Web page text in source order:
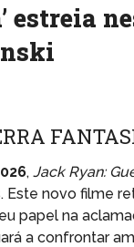
estreia
,Jack Ryan:
novo filme
papel na
a confrontar